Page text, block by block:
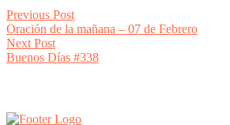
Post
navigation
Previous PostPrevious
post:
Oración de la mañana – 07 de Febrero
Next PostNext
post:
Buenos Días #338